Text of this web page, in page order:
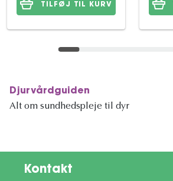
TILFØJ TIL KURV
Djurvårdguiden
Alt om sundhedspleje til dyr
Kontakt